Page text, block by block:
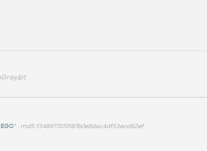
• md5: f348977070187b0e8dac4df53ecd62ef